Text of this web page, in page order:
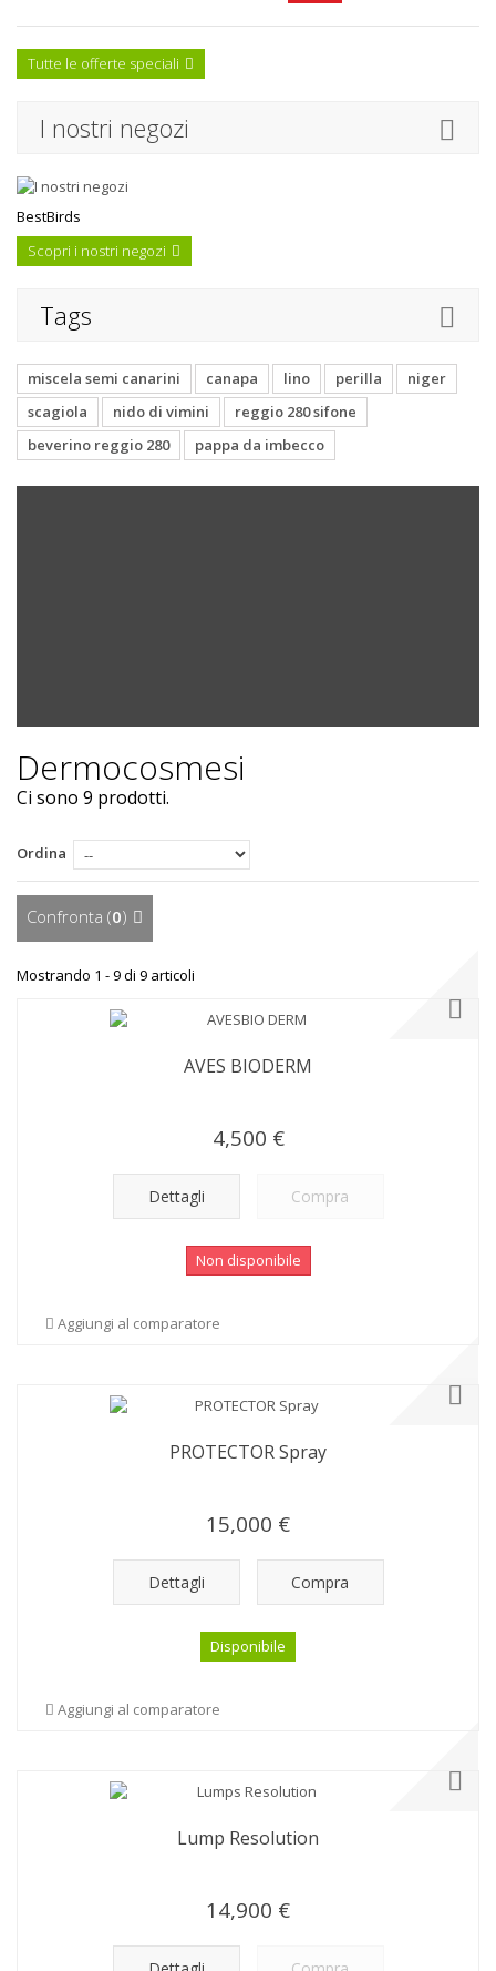
Tutte le offerte speciali
I nostri negozi
BestBirds
Scopri i nostri negozi
Tags
miscela semi canarini canapa lino perilla
niger
scagiola
nido di vimini
reggio 280 sifone
beverino reggio 280
pappa da imbecco
Dermocosmesi
Ci sono 9 prodotti.
Ordina
Confronta (0)
Mostrando 1 - 9 di 9 articoli
AVES BIODERM
4,500 €
Dettagli Compra
Non disponibile
Aggiungi al comparatore
PROTECTOR Spray
15,000 €
Dettagli Compra
Disponibile
Aggiungi al comparatore
Lump Resolution
14,900 €